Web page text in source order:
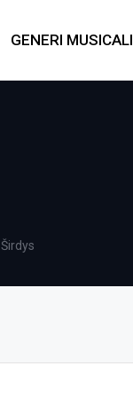
GENERI MUSICALI